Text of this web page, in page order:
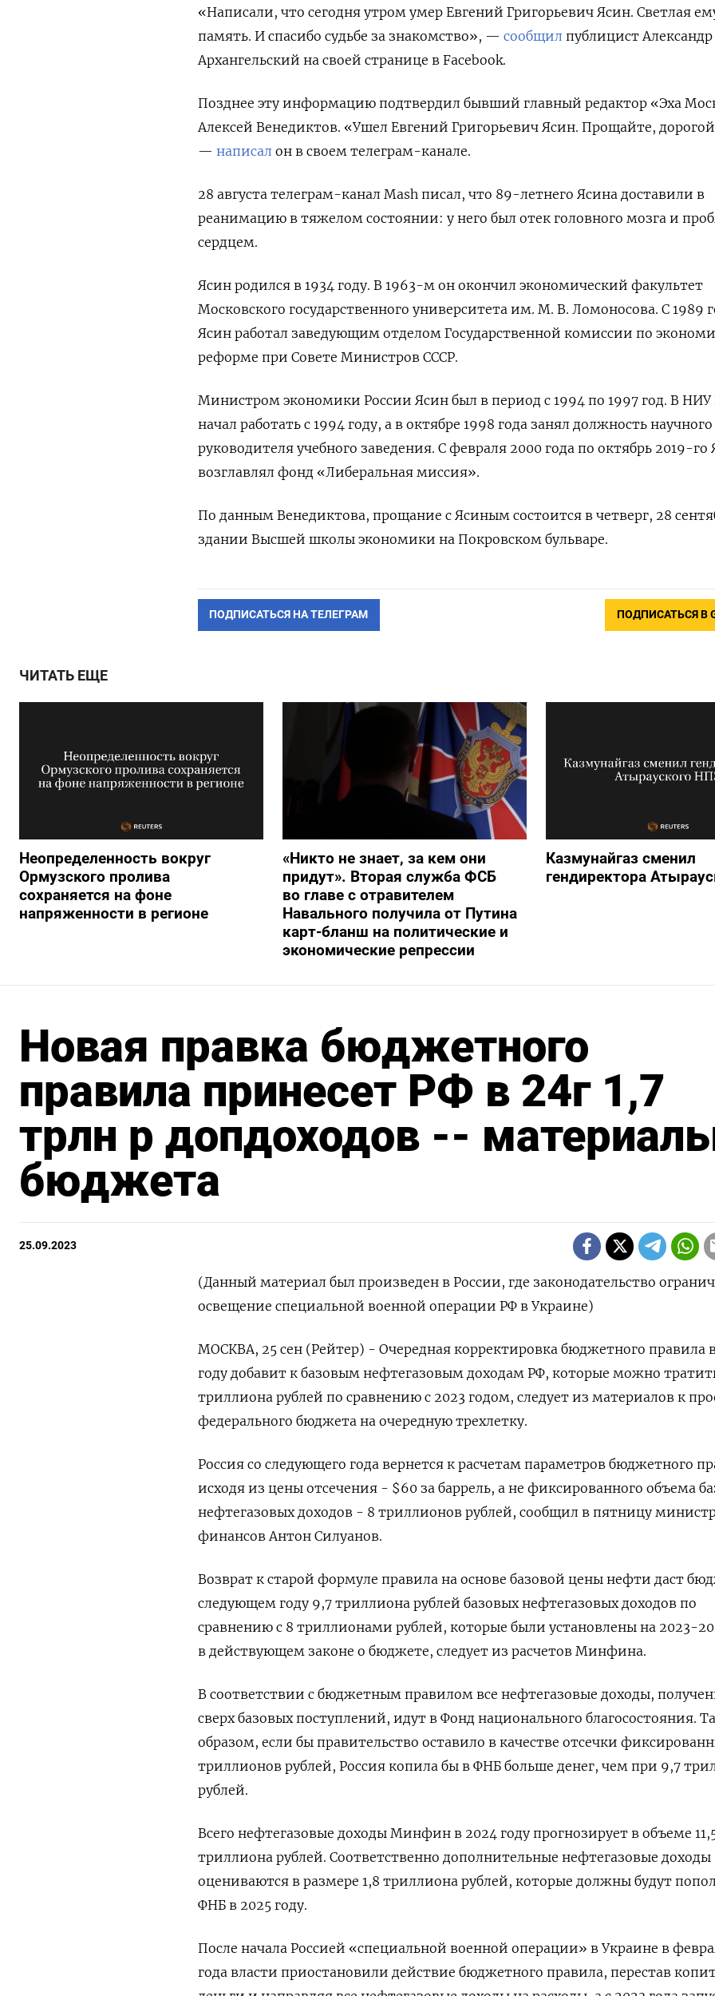
«Написали, что сегодня утром умер Евгений Григорьевич Ясин. Светлая
память. И спасибо судьбе за знакомство», — сообщил публицист Александр
Архангельский на своей странице в Facebook.
Позднее эту информацию подтвердил бывший главный редактор «Эха
Алексей Венедиктов. «Ушел Евгений Григорьевич Ясин. Прощайте,
— написал он в своем телеграм-канале.
28 августа телеграм-канал Mash писал, что 89-летнего Ясина доставили в
реанимацию в тяжелом состоянии: у него был отек головного мозга и
сердцем.
Ясин родился в 1934 году. В 1963-м он окончил экономический факультет
Московского государственного университета им. М. В. Ломоносова. С 1989
Ясин работал заведующим отделом Государственной комиссии по
реформе при Совете Министров СССР.
Министром экономики России Ясин был в период с 1994 по 1997 год. В
начал работать с 1994 году, а в октябре 1998 года занял должность научного
руководителя учебного заведения. С февраля 2000 года по октябрь 2019-го
возглавлял фонд «Либеральная миссия».
По данным Венедиктова, прощание с Ясиным состоится в четверг, 28
здании Высшей школы экономики на Покровском бульваре.
ПОДПИСАТЬСЯ НА ТЕЛЕГРАМ ПОДПИСАТЬСЯ В
ЧИТАТЬ ЕЩЕ
Неопределенность вокруг
Ормузского пролива
сохраняется на фоне
напряженности в регионе
«Никто не знает, за кем они
придут». Вторая служба ФСБ
во главе с отравителем
Навального получила от Путина
карт-бланш на политические и
экономические репрессии
Казмунайгаз сменил
гендиректора
Новая правка бюджетного
правила принесет РФ в 24г 1,7
трлн р допдоходов --
бюджета
25.09.2023
(Данный материал был произведен в России, где законодательство
освещение специальной военной операции РФ в Украине)
МОСКВА, 25 сен (Рейтер) - Очередная корректировка бюджетного правила
году добавит к базовым нефтегазовым доходам РФ, которые можно
триллиона рублей по сравнению с 2023 годом, следует из материалов к
федерального бюджета на очередную трехлетку.
Россия со следующего года вернется к расчетам параметров бюджетного
исходя из цены отсечения - $60 за баррель, а не фиксированного объема
нефтегазовых доходов - 8 триллионов рублей, сообщил в пятницу
финансов Антон Силуанов.
Возврат к старой формуле правила на основе базовой цены нефти даст
следующем году 9,7 триллиона рублей базовых нефтегазовых доходов по
сравнению с 8 триллионами рублей, которые были установлены на 2023-
в действующем законе о бюджете, следует из расчетов Минфина.
В соответствии с бюджетным правилом все нефтегазовые доходы,
сверх базовых поступлений, идут в Фонд национального благосостояния.
образом, если бы правительство оставило в качестве отсечки
триллионов рублей, Россия копила бы в ФНБ больше денег, чем при 9,7
рублей.
Всего нефтегазовые доходы Минфин в 2024 году прогнозирует в объеме
триллиона рублей. Соответственно дополнительные нефтегазовые доходы
оцениваются в размере 1,8 триллиона рублей, которые должны будут
ФНБ в 2025 году.
После начала Россией «специальной военной операции» в Украине в
года власти приостановили действие бюджетного правила, перестав